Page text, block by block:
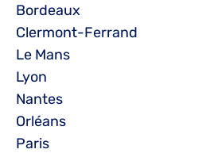
Bordeaux
Clermont-Ferrand
Le Mans
Lyon
Nantes
Orléans
Paris